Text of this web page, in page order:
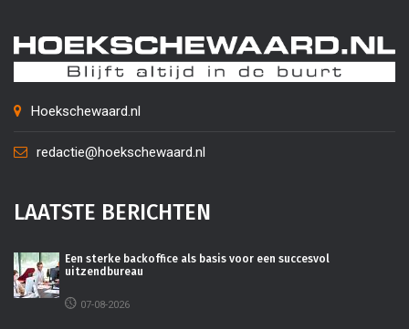
Hoekschewaard.nl
redactie@hoekschewaard.nl
LAATSTE BERICHTEN
Een sterke backoffice als basis voor een succesvol
uitzendbureau
07-08-2026